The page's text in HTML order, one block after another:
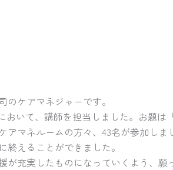
ケアマネジャーです。
いて、講師を担当しました。お題は
マネルームの方々、43名が参加しま
えることができました。
充実したものになっていくよう、願